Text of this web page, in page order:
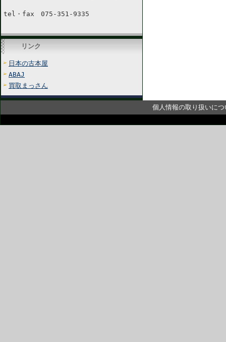
tel・fax 075-351-9335
リンク
日本の古本屋
ABAJ
買取まっさん
個人情報の取り扱いにつ